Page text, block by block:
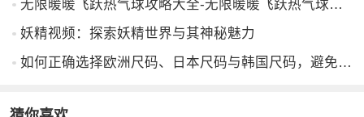
无限暖暖飞跃热气球攻略大全-无限暖暖飞跃热气球攻略汇总
妖精视频：探索妖精世界与其神秘魅力
如何正确选择欧洲尺码、日本尺码与韩国尺码，避免尺码错误问题？